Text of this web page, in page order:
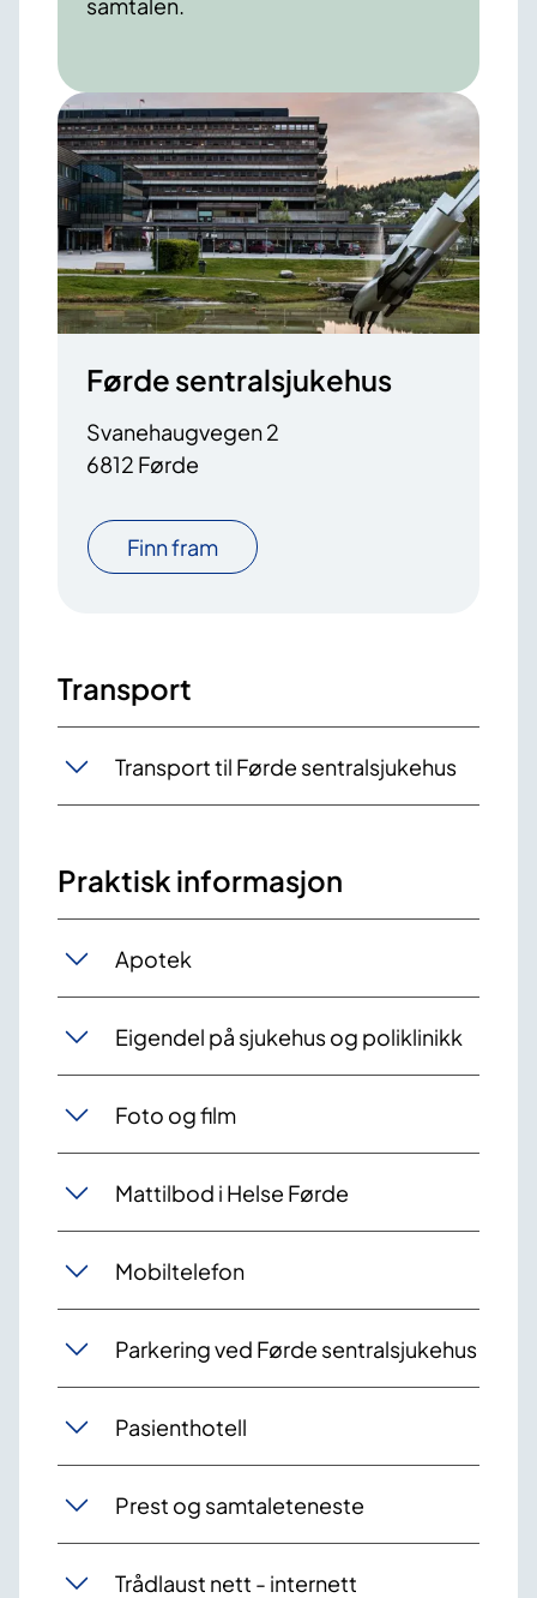
Førde sentralsjukehus
Svanehaugvegen 2
6812 Førde
Finn fram
Transport
Transport til Førde sentralsjukehus
Praktisk informasjon
Apotek
Eigendel på sjukehus og poliklinikk
Foto og film
Mattilbod i Helse Førde
Mobiltelefon
Parkering ved Førde sentralsjukehus
Pasienthotell
Prest og samtaleteneste
Trådlaust nett - internett